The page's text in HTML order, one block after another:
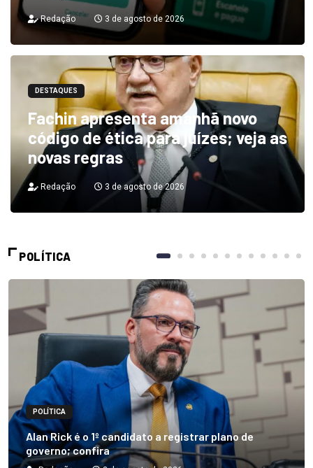
Redação 3 de agosto de 2026
DESTAQUES
Fachin apresenta amanhã novo
código de ética para juízes; veja as
novas regras
Redação 3 de agosto de 2026
POLÍTICA
POLÍTICA
Alan Rick é o 1º candidato a registrar plano de
governo; confira